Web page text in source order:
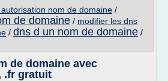
nom de domaine /
de domaine / modifier les dns
/ dns d un nom de domaine /
de domaine avec
.fr gratuit